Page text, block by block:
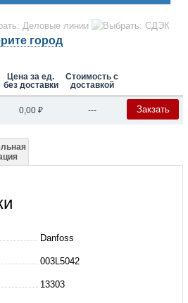
город
Цена за ед.
без доставки
Стоимость с
доставкой
0,00 ₽ --- Закзать
Danfoss
003L5042
13303